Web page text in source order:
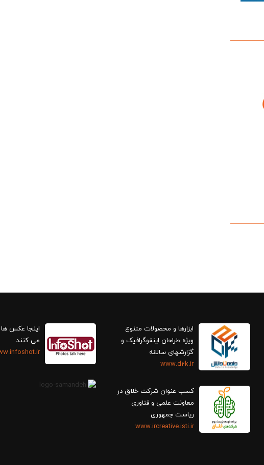
ابزارها و محصولات متنوع
ویژه طراحان اینفوگرافیک و
گزارش‎های سالانه
www.d2k.ir
کسب عنوان شرکت خلاق در
معاونت علمی و فناوری
ریاست جمهوری
www.ircreative.isti.ir
اینجا عکس
می کنند